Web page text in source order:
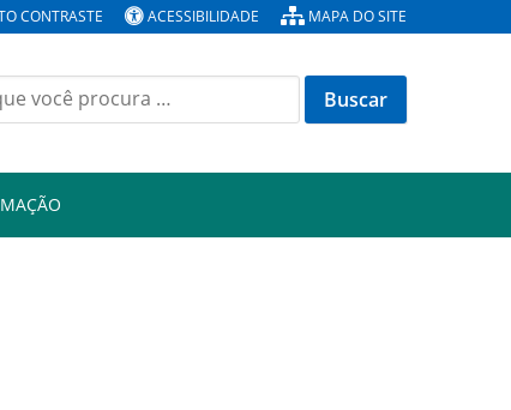
CONTRASTE ACESSIBILIDADE MAPA DO SITE